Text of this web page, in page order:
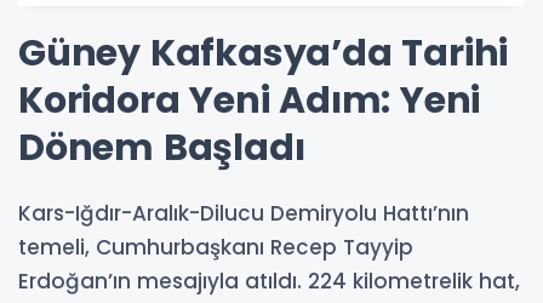
Güney Kafkasya’da Tarihi
Koridora Yeni Adım: Yeni
Dönem Başladı
Kars-Iğdır-Aralık-Dilucu Demiryolu Hattı’nın
temeli, Cumhurbaşkanı Recep Tayyip
Erdoğan’ın mesajıyla atıldı. 224 kilometrelik hat,